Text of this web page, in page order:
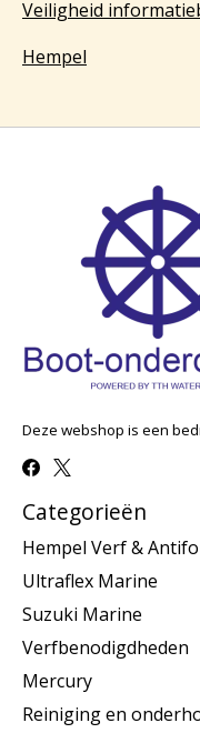
Veiligheid
Hempel
Deze webshop is een
Categorieën
Hempel Verf &
Ultraflex Marine
Suzuki Marine
Verfbenodigdheden
Mercury
Reiniging en